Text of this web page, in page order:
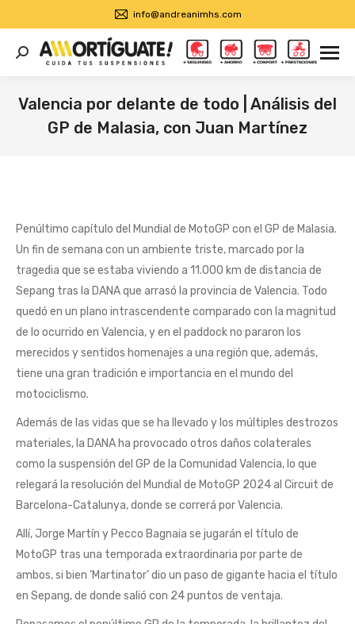
info@andreanimhs.com
Buscar:
Valencia por delante de todo | Análisis del
GP de Malasia, con Juan Martínez
Penúltimo capítulo del Mundial de MotoGP con el GP de Malasia.
Un fin de semana con un ambiente triste, marcado por la
tragedia que se estaba viviendo a 11.000 km de distancia de
Sepang tras la DANA que arrasó la provincia de Valencia. Todo
quedó en un plano intrascendente comparado con la magnitud
de lo ocurrido en Valencia, y en el paddock no pararon los
merecidos y sentidos homenajes a una región que, además,
tiene una gran tradición e importancia en el mundo del
motociclismo.
Además de las vidas que se ha llevado y los múltiples destrozos
materiales, la DANA ha provocado otros daños colaterales
como la suspensión del GP de la Comunidad Valencia, lo que
relegará la resolución del Mundial de MotoGP 2024 al Circuit de
Barcelona-Catalunya, donde se correrá por Valencia.
Allí, Jorge Martín y Pecco Bagnaia se jugarán el título de
MotoGP tras una temporada extraordinaria por parte de
ambos, si bien ‘Martinator’ dio un paso de gigante hacia el título
en Sepang, de donde salió con 24 puntos de ventaja.